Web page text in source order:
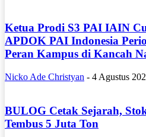
Ketua Prodi S3 PAI IAIN
APDOK PAI Indonesia
Peran Kampus di Kancah
Nicko Ade Christyan - 4 Agustus
BULOG Cetak Sejarah,
Tembus 5 Juta Ton